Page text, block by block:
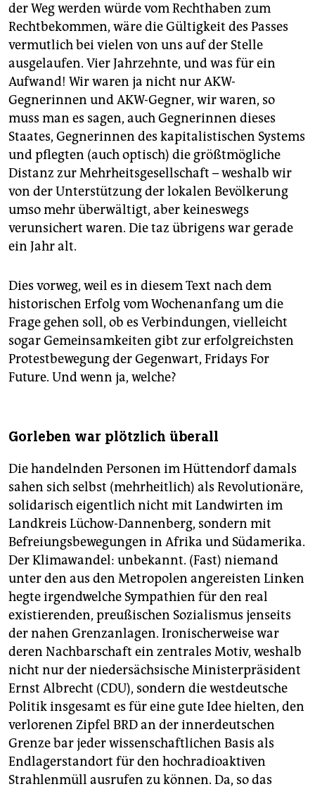
der Weg werden würde vom Rechthaben zum
Rechtbekommen, wäre die Gültigkeit des Passes
vermutlich bei vielen von uns auf der Stelle
ausgelaufen. Vier Jahrzehnte, und was für ein
Aufwand! Wir waren ja nicht nur AKW-
Gegnerinnen und AKW-Gegner, wir waren, so
muss man es sagen, auch Gegnerinnen dieses
Staates, Gegnerinnen des kapitalistischen Systems
und pflegten (auch optisch) die größtmögliche
Distanz zur Mehrheitsgesellschaft – weshalb wir
von der Unterstützung der lokalen Bevölkerung
umso mehr überwältigt, aber keineswegs
verunsichert waren. Die taz übrigens war gerade
ein Jahr alt.
Dies vorweg, weil es in diesem Text nach dem
historischen Erfolg vom Wochenanfang um die
Frage gehen soll, ob es Verbindungen, vielleicht
sogar Gemeinsamkeiten gibt zur erfolgreichsten
Protestbewegung der Gegenwart, Fridays For
Future. Und wenn ja, welche?
Gorleben war plötzlich überall
Die handelnden Personen im Hüttendorf damals
sahen sich selbst (mehrheitlich) als Revolutionäre,
solidarisch eigentlich nicht mit Landwirten im
Landkreis Lüchow-Dannenberg, sondern mit
Befreiungsbewegungen in Afrika und Südamerika.
Der Klimawandel: unbekannt. (Fast) niemand
unter den aus den Metropolen angereisten Linken
hegte irgendwelche Sympathien für den real
existierenden, preußischen Sozialismus jenseits
der nahen Grenzanlagen. Ironischerweise war
deren Nachbarschaft ein zentrales Motiv, weshalb
nicht nur der niedersächsische Ministerpräsident
Ernst Albrecht (CDU), sondern die westdeutsche
Politik insgesamt es für eine gute Idee hielten, den
verlorenen Zipfel BRD an der innerdeutschen
Grenze bar jeder wissenschaftlichen Basis als
Endlagerstandort für den hochradioaktiven
Strahlenmüll ausrufen zu können. Da, so das